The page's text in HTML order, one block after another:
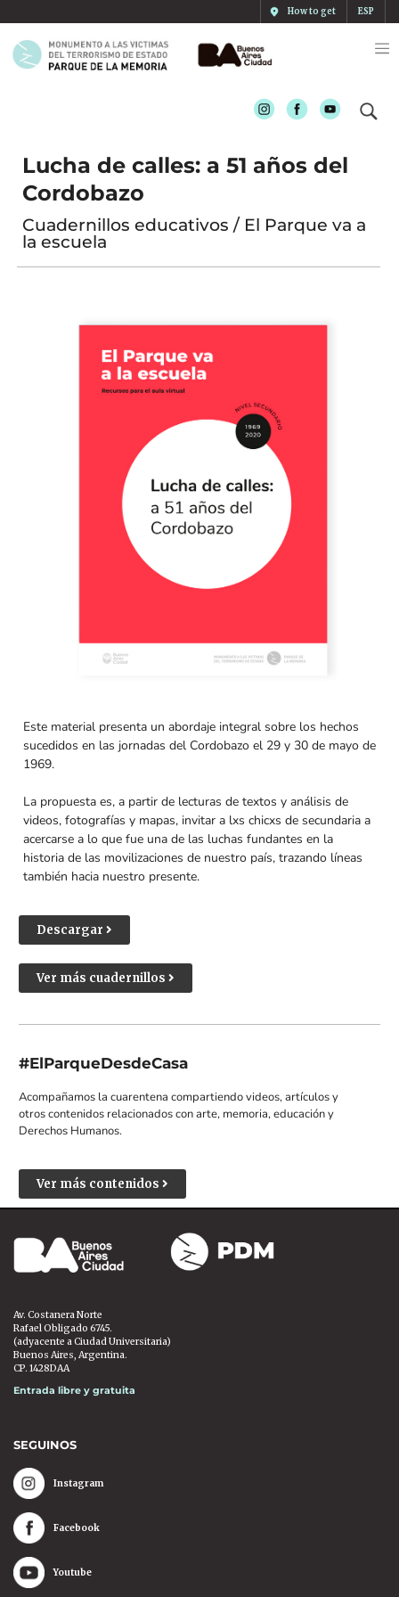
How to get ESP
InstagramFacebookYoutube
Lucha de calles: a 51 años del
Cordobazo
Cuadernillos educativos / El Parque va a
la escuela
Este material presenta un abordaje integral sobre los hechos
sucedidos en las jornadas del Cordobazo el 29 y 30 de mayo de
1969.
La propuesta es, a partir de lecturas de textos y análisis de
videos, fotografías y mapas, invitar a lxs chicxs de secundaria a
acercarse a lo que fue una de las luchas fundantes en la
historia de las movilizaciones de nuestro país, trazando líneas
también hacia nuestro presente.
Descargar
Ver más cuadernillos
#ElParqueDesdeCasa
Acompañamos la cuarentena compartiendo videos, artículos y
otros contenidos relacionados con arte, memoria, educación y
Derechos Humanos.
Ver más contenidos
Av. Costanera Norte
Rafael Obligado 6745.
(adyacente a Ciudad Universitaria)
Buenos Aires, Argentina.
CP. 1428DAA
Entrada libre y gratuita
SEGUINOS
Instagram
Facebook
Youtube